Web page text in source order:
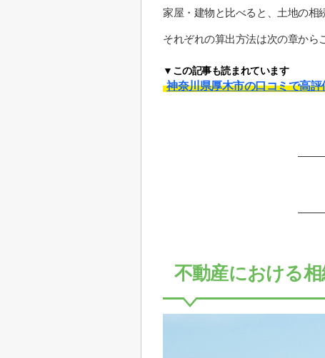
家屋・建物と比べると、土地の相
それぞれの算出方法は次の章から
▼この記事も読まれています
神奈川県厚木市の口コミで高
不動産における相